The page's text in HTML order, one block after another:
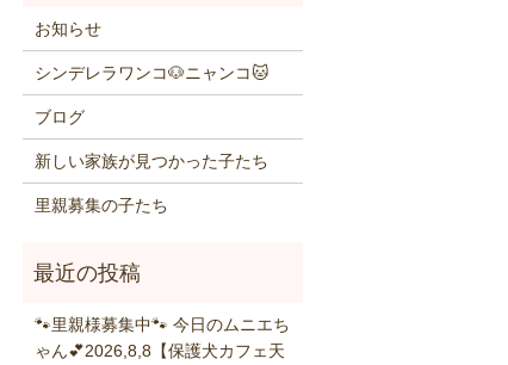
お知らせ
シンデレラワンコ🐶ニャンコ🐱
ブログ
新しい家族が見つかった子たち
里親募集の子たち
🐾里親様募集中🐾 今日のムニエち
ゃん💕2026,8,8【保護犬カフェ天